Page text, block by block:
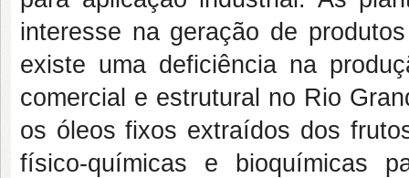
interesse na geração de
existe uma deficiência na
comercial e estrutural no Rio
os óleos fixos extraídos dos
físico-químicas e bioquímicas